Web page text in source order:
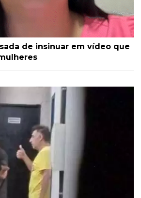
de insinuar em vídeo que